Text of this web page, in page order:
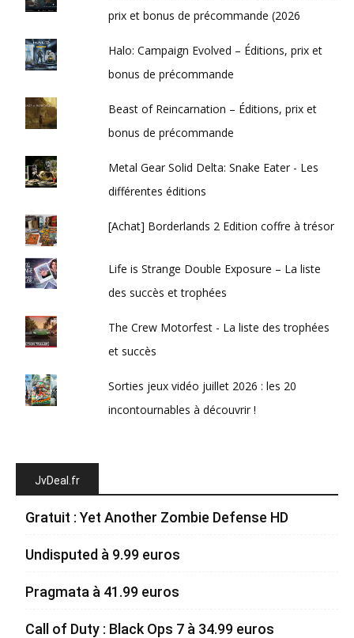
prix et bonus de précommande (2026
Halo: Campaign Evolved – Éditions, prix et
bonus de précommande
Beast of Reincarnation – Éditions, prix et
bonus de précommande
Metal Gear Solid Delta: Snake Eater - Les
différentes éditions
[Achat] Borderlands 2 Edition coffre à trésor
Life is Strange Double Exposure – La liste
des succès et trophées
The Crew Motorfest - La liste des trophées
et succès
Sorties jeux vidéo juillet 2026 : les 20
incontournables à découvrir !
JvDeal.fr
Gratuit : Yet Another Zombie Defense HD
Undisputed à 9.99 euros
Pragmata à 41.99 euros
Call of Duty : Black Ops 7 à 34.99 euros